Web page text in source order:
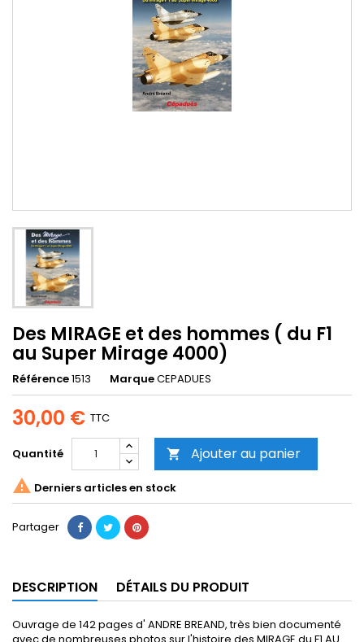
Des MIRAGE et des hommes ( du F1
au Super Mirage 4000)
Référence1513 MarqueCEPADUES
30,00 € TTC
Quantité  Ajouter au panier
 Derniers articles en stock
Partager
DESCRIPTION DÉTAILS DU PRODUIT
Ouvrage de 142 pages d' ANDRE BREAND, très bien documenté